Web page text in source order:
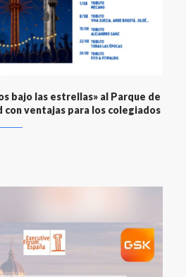
bajo las estrellas» al Parque de
ventajas para los colegiados